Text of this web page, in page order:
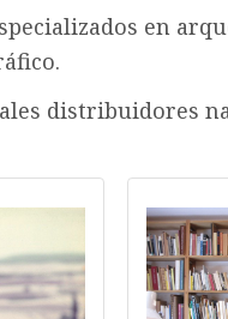
en
distribuidores